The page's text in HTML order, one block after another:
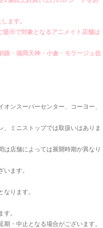
ます。
示で対象となるアニメイト店舗は
・福岡天神・小倉・モラージュ佐
ンスーパーセンター、コーヨー、
ミニストップでは取扱いはありま
店舗によっては展開時期が異なり
ます。
ります。
。
・中止となる場合がございます。